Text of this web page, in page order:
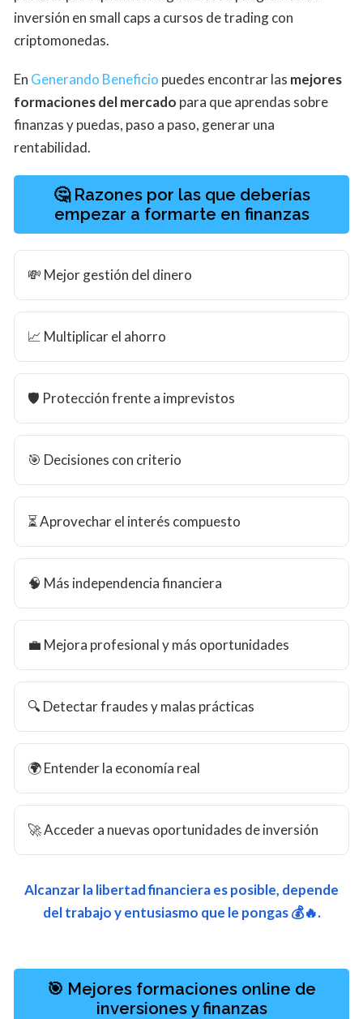
inversión en small caps a cursos de trading con
criptomonedas.
En Generando Beneficio puedes encontrar las mejores
formaciones del mercado para que aprendas sobre
finanzas y puedas, paso a paso, generar una
rentabilidad.
🤔 Razones por las que deberías
empezar a formarte en finanzas
💸 Mejor gestión del dinero
📈 Multiplicar el ahorro
🛡️ Protección frente a imprevistos
🎯 Decisiones con criterio
⏳ Aprovechar el interés compuesto
🧠 Más independencia financiera
💼 Mejora profesional y más oportunidades
🔍 Detectar fraudes y malas prácticas
🌍 Entender la economía real
🚀 Acceder a nuevas oportunidades de inversión
Alcanzar la libertad financiera es posible, depende
del trabajo y entusiasmo que le pongas 💰🔥.
🎯 Mejores formaciones online de
inversiones y finanzas